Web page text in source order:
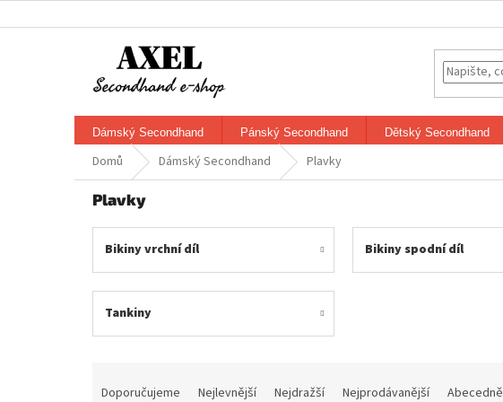
na
Dámský Secondhand Pánský Secondhand Dětský Secondhand
Domů Dámský Secondhand Plavky
Plavky
Bikiny vrchní díl Bikiny spodní díl
Tankiny
Doporučujeme Nejlevnější Nejdražší Nejprodávanější Abecedně